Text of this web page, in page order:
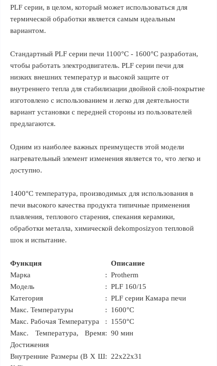
PLF серии, в целом, который может использоваться для
термической обработки является самым идеальным
вариантом.
Стандартный PLF серии печи 1100°C - 1600°C разработан,
чтобы работать электродвигатель. PLF серии печи для
низких внешних температур и высокой защите от
внутреннего тепла для стабилизации двойной слой-покрытие
изготовлено с использованием и легко для деятельности
вариант установки с передней стороны из пользователей
предлагаются.
Одним из наиболее важных преимуществ этой модели
нагревательный элемент изменения является то, что легко и
доступно.
1400°C температура, производимых для использования в
печи высокого качества продукта типичные применения
плавления, теплового старения, спекания керамики,
обработки металла, химической dekomposizyon тепловой
шок и испытание.
Функция
Описание
Марка
: Protherm
Модель
: PLF 160/15
Категория
: PLF серии Камара печи
Макс. Температуры
:
1600°C
Макс. Рабочая Температура
:
1550°C
Макс. Температура, Время
Достижения
: 90 мин
Внутренние Размеры (В X Ш: 22x22x31